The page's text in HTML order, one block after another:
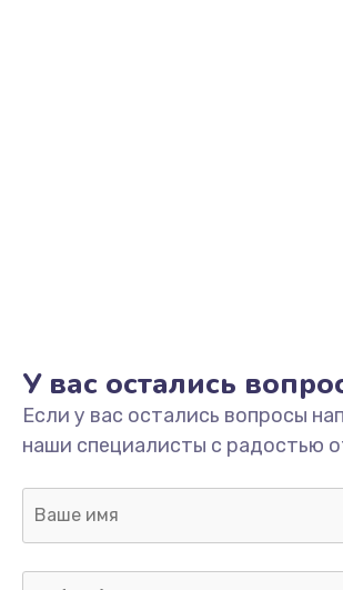
У вас остались
Если у вас остались вопросы
наши специалисты с радостью